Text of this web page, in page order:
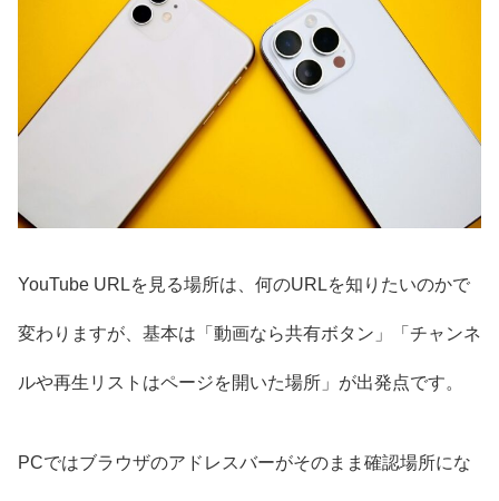
YouTube URLを見る場所は、何のURLを知りたいのかで
変わりますが、基本は「動画なら共有ボタン」「チャンネ
ルや再生リストはページを開いた場所」が出発点です。
PCではブラウザのアドレスバーがそのまま確認場所にな